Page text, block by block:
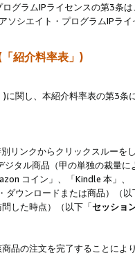
グラムIPライセンスの第3条
シエイト・プログラムIPラ
紹介料率表」)
関し、本紹介料率表の第3条
リンクからクリックスルーを
タル商品（甲の単独の裁量
コイン」、「Kindle 本」
ダウンロードまたは商品）（以
した時点）（以下「セッショ
品の注文を完了することによ